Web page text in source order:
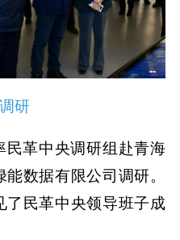
研
民革中央调研组赴青海
数据有限公司调研。
了民革中央领导班子成